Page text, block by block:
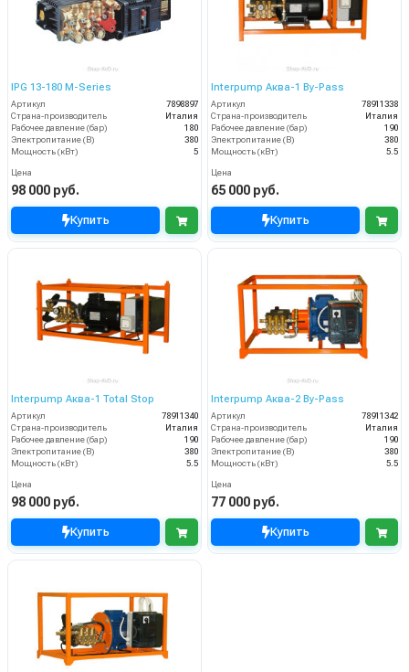
IPG 13-180 M-Series
Артикул
7898897
Страна-производитель
Италия
Рабочее давление (бар)
180
Электропитание (В)
380
Мощность (кВт)
5
Цена
98 000 руб.
Купить
Interpump Аква-1 By-Pass
Артикул
78911338
Страна-производитель
Италия
Рабочее давление (бар)
190
Электропитание (В)
380
Мощность (кВт)
5.5
Цена
65 000 руб.
Купить
Interpump Аква-1 Total Stop
Артикул
78911340
Страна-производитель
Италия
Рабочее давление (бар)
190
Электропитание (В)
380
Мощность (кВт)
5.5
Цена
98 000 руб.
Купить
Interpump Аква-2 By-Pass
Артикул
78911342
Страна-производитель
Италия
Рабочее давление (бар)
190
Электропитание (В)
380
Мощность (кВт)
5.5
Цена
77 000 руб.
Купить